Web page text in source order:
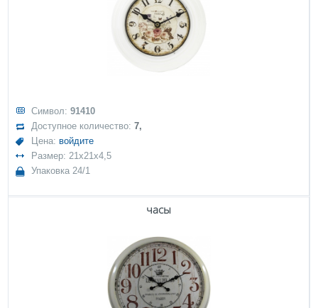
Символ:91410
Доступное количество:7,
Цена: войдите
Размер: 21x21x4,5
Упаковка 24/1
часы